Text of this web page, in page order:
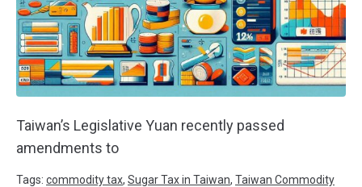
Taiwan’s Legislative Yuan recently passed
amendments to
Tags: commodity tax, Sugar Tax in Taiwan, Taiwan Commodity